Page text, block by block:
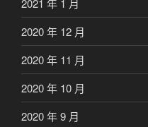
2021 年 1 月
2020 年 12 月
2020 年 11 月
2020 年 10 月
2020 年 9 月